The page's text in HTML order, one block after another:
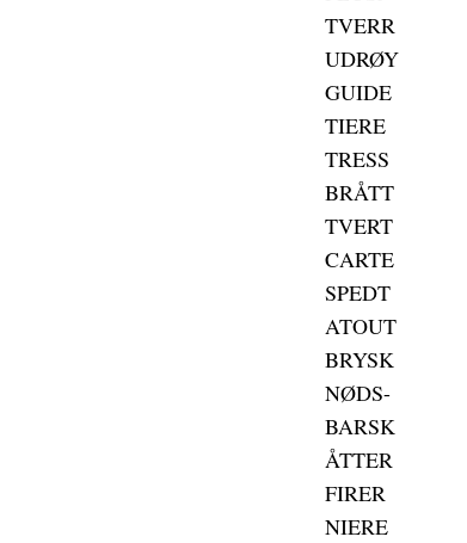
TVERR
UDRØY
GUIDE
TIERE
TRESS
BRÅTT
TVERT
CARTE
SPEDT
ATOUT
BRYSK
NØDS-
BARSK
ÅTTER
FIRER
NIERE